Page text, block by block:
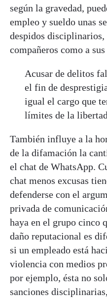
según la gravedad,
empleo y sueldo unas
despidos
compañeros como a
Acusar de delitos
el fin de
igual el cargo que
límites de la
También influye a la
de la difamación la
el chat de WhatsApp.
chat menos excusas
defenderse con el
privada de
haya en el grupo cinco
daño reputacional es
si un empleado está
violencia con medios
por ejemplo, ésta no
sanciones